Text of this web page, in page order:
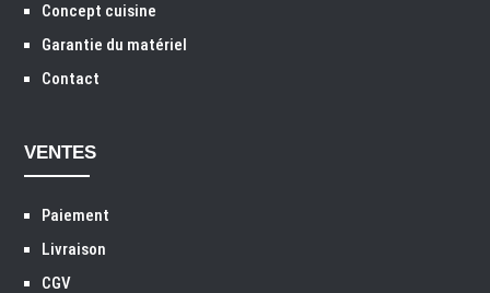
Concept cuisine
Garantie du matériel
Contact
VENTES
Paiement
Livraison
CGV